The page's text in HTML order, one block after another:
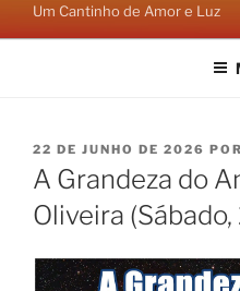
Um Cantinho de Amor e Luz
PUBLICADO
EM
22 DE JUNHO DE 2026 POR
A Grandeza do
Oliveira